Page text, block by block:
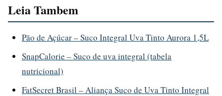
Leia Tambem
Pão de Açúcar – Suco Integral Uva Tinto Aurora 1,5L
SnapCalorie – Suco de uva integral (tabela
nutricional)
FatSecret Brasil – Aliança Suco de Uva Tinto Integral